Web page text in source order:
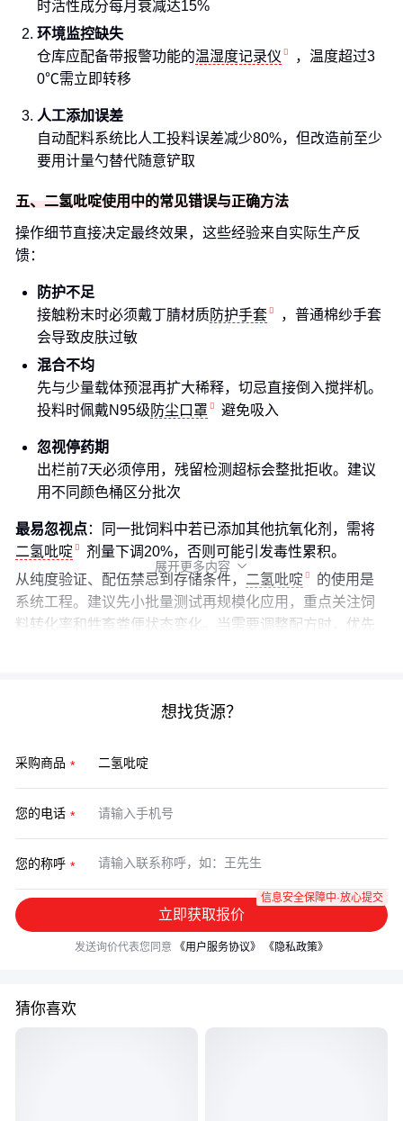
时活性成分每月衰减达15%
环境监控缺失
仓库应配备带报警功能的温湿度记录仪
，温度超过3
0℃需立即转移
人工添加误差
自动配料系统比人工投料误差减少80%，但改造前至少
要用计量勺替代随意铲取
五、二氢吡啶使用中的常见错误与正确方法
操作细节直接决定最终效果，这些经验来自实际生产反
馈：
防护不足
接触粉末时必须戴丁腈材质防护手套
，普通棉纱手套
会导致皮肤过敏
混合不均
先与少量载体预混再扩大稀释，切忌直接倒入搅拌机。
投料时佩戴N95级 防尘口罩 避免吸入
忽视停药期
出栏前7天必须停用，残留检测超标会整批拒收。建议
用不同颜色桶区分批次
最易忽视点：同一批饲料中若已添加其他抗氧化剂，需将
二氢吡啶
剂量下调20%，否则可能引发毒性累积。
从纯度验证、配伍禁忌到存储条件， 二氢吡啶
的使用是
系统工程。建议先小批量测试再规模化应用，重点关注饲
料转化率和牲畜粪便状态变化。当需要调整配方时，优先
展开更多内容 
想找货源？
采购商品
您的电话
您的称呼
立即获取报价
信息安全保障中·放心提交
发送询价代表您同意 《用户服务协议》 《隐私政策》
猜你喜欢